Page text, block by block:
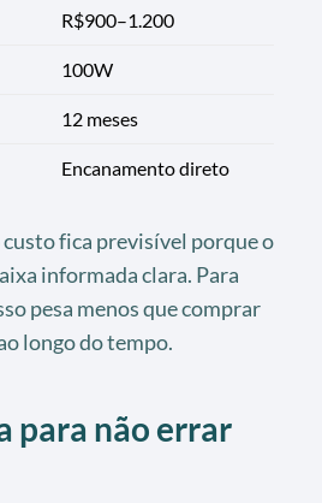
R$900–1.200
100W
12 meses
Encanamento direto
fica previsível porque o
informada clara. Para
pesa menos que comprar
longo do tempo.
para não errar